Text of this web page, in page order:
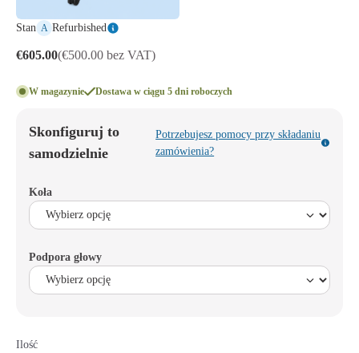
Stan A Refurbished
€605.00(€500.00 bez VAT)
W magazynie Dostawa w ciągu 5 dni roboczych
Skonfiguruj to
samodzielnie
Potrzebujesz pomocy przy składaniu
zamówienia?
Koła
Podpora głowy
Ilość